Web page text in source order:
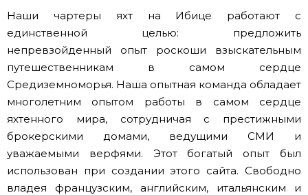
Наши чартеры яхт на Ибице работают с
единственной целью: предложить
непревзойденный опыт роскоши взыскательным
путешественникам в самом сердце
Средиземноморья. Наша опытная команда обладает
многолетним опытом работы в самом сердце
яхтенного мира, сотрудничая с престижными
брокерскими домами, ведущими СМИ и
уважаемыми верфями. Этот богатый опыт был
использован при создании этого сайта. Свободно
владея французским, английским, итальянским и